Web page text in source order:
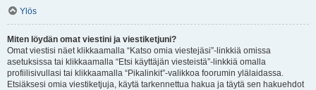
Ylös
Miten löydän omat viestini ja viestiketjuni?
Omat viestisi näet klikkaamalla “Katso omia viestejäsi”-linkkiä omissa
asetuksissa tai klikkaamalla “Etsi käyttäjän viesteistä”-linkkiä omalla
profiilisivullasi tai klikkaamalla “Pikalinkit”-valikkoa foorumin ylälaidassa.
Etsiäksesi omia viestiketjuja, käytä tarkennettua hakua ja täytä sen hakuehdot